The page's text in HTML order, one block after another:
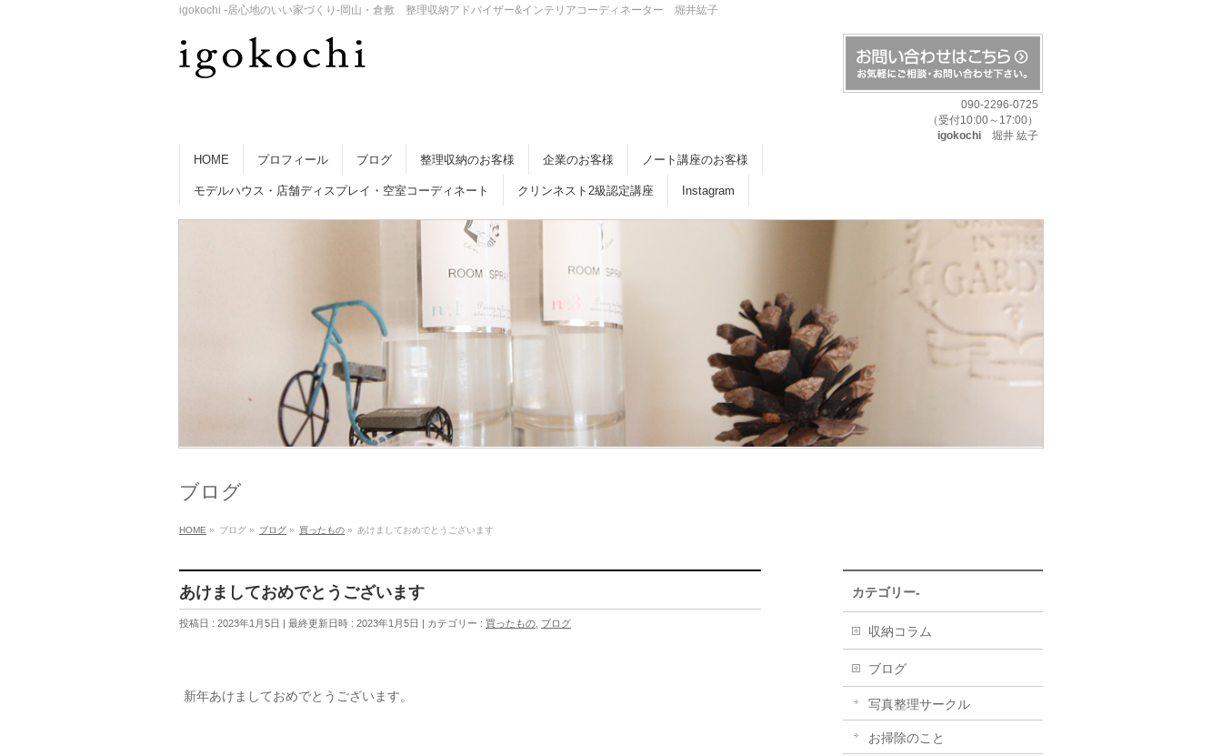
igokochi -居心地のいい家づくり-岡山・倉敷 整理収納アドバイザー&インテリアコーディネーター 堀井紘子
090-2296-0725
（受付10:00～17:00）
igokochi 堀井 紘子
HOME プロフィール ブログ 整理収納のお客様 企業のお客様 ノート講座のお客様
モデルハウス・店舗ディスプレイ・空室コーディネート クリンネスト2級認定講座 Instagram
ブログ
HOME » ブログ » ブログ » 買ったもの » あけましておめでとうございます
あけましておめでとうございます
投稿日 : 2023年1月5日 最終更新日時 : 2023年1月5日 カテゴリー : 買ったもの ブログ
新年あけましておめでとうございます。
カテゴリー-
収納コラム
ブログ
写真整理サークル
お掃除のこと